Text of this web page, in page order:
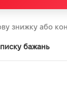
знижку або
бажань